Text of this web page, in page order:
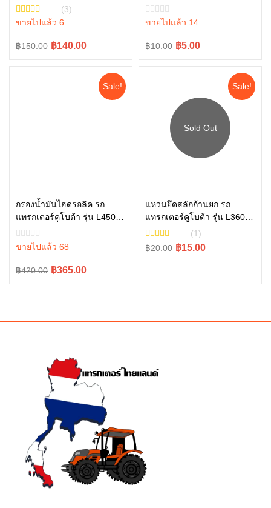
(3)
ขายไปแล้ว 6
฿150.00
Original ฿140.00
Current
L3408, L4508 04013-60140
ขายไปแล้ว 14
฿10.00
Original฿5.00
Current
Sale!
กรองน้ำมันไฮดรอลิค รถ
แทรกเตอร์คูโบต้า รุ่น L4508,
L4708, L5018 , W9501-
45101
ขายไปแล้ว 68
฿420.00
Original ฿365.00
Current
หยิบใส่ตะกร้า
Sale!
แหวนยึดสลักก้านยก รถ
แทรกเตอร์คูโบต้า รุ่น L3608,
L4018, L4508, L4708,
L5018 tc402-34340
(1)
฿20.00
Original฿15.00
Current
อ่านเพิ่ม